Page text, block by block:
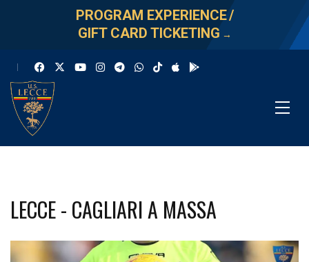
PROGRAM EXPERIENCE/
GIFT CARD TICKETING →
LECCE - CAGLIARI A MASSA